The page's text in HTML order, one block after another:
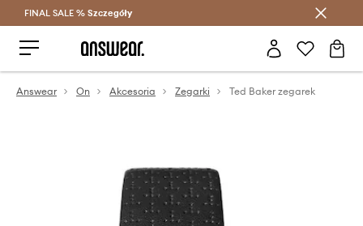
Oszczędzaj z Answear Club >
FINAL SALE % Szczegóły
Answear On Akcesoria Zegarki Ted Baker zegarek